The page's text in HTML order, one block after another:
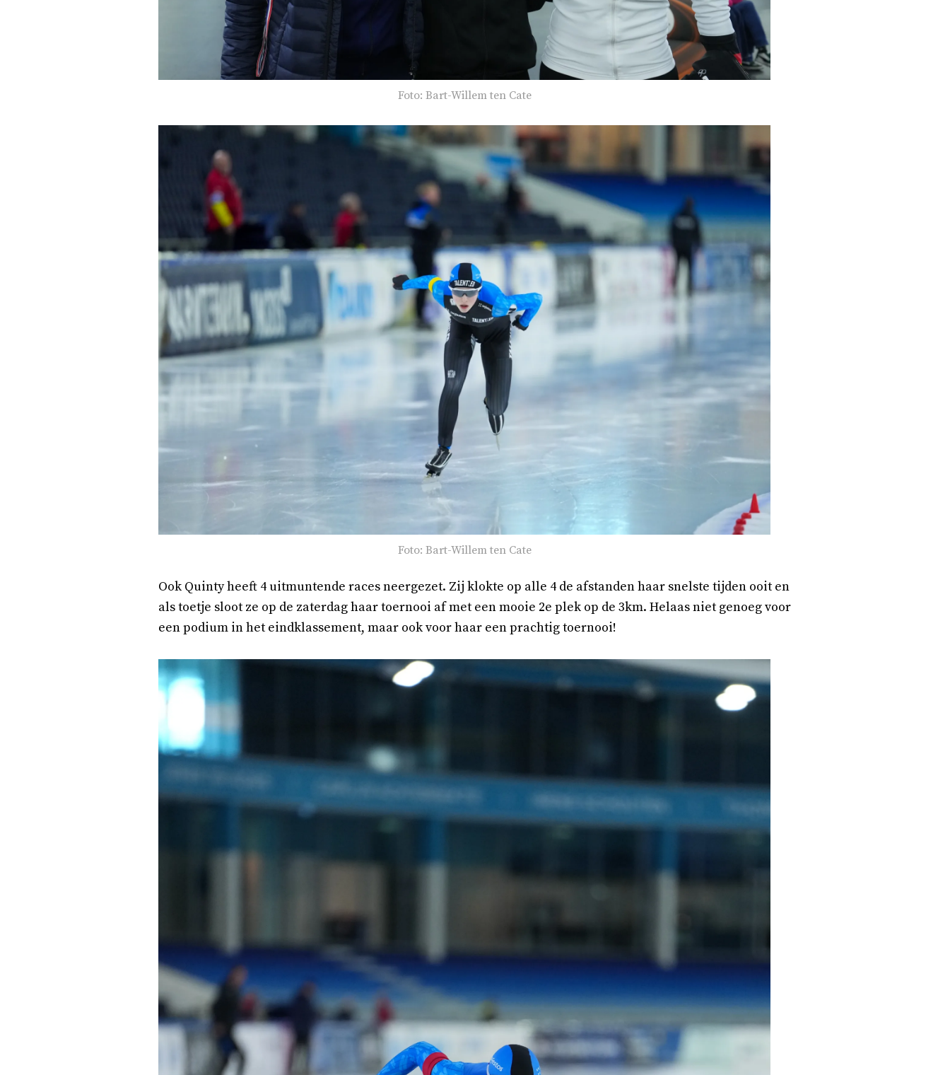
Foto: Bart-Willem ten Cate
Foto: Bart-Willem ten Cate
Ook Quinty heeft 4 uitmuntende races neergezet. Zij klokte op alle 4 de afstanden haar snelste tijden ooit en
als toetje sloot ze op de zaterdag haar toernooi af met een mooie 2e plek op de 3km. Helaas niet genoeg voor
een podium in het eindklassement, maar ook voor haar een prachtig toernooi!